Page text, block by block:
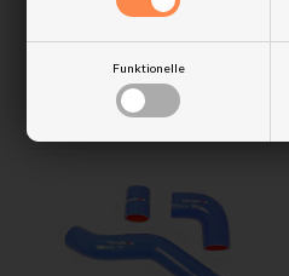
Funktionelle
42,50 DKK